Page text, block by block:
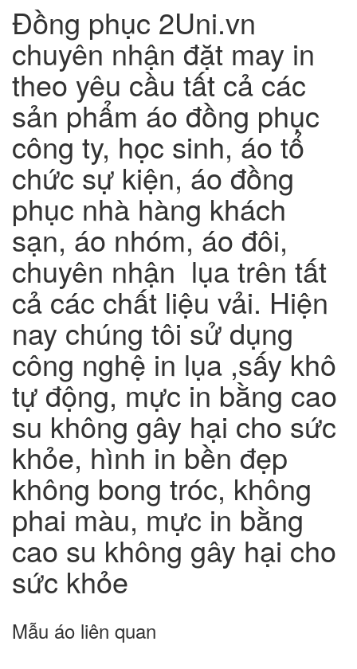
Đồng phục 2Uni.vn
chuyên nhận đặt may in
theo yêu cầu tất cả các
sản phẩm áo đồng phục
công ty, học sinh, áo tổ
chức sự kiện, áo đồng
phục nhà hàng khách
sạn, áo nhóm, áo đôi,
chuyên nhận lụa trên tất
cả các chất liệu vải. Hiện
nay chúng tôi sử dụng
công nghệ in lụa ,sấy khô
tự động, mực in bằng cao
su không gây hại cho sức
khỏe, hình in bền đẹp
không bong tróc, không
phai màu, mực in bằng
cao su không gây hại cho
sức khỏe
Mẫu áo liên quan